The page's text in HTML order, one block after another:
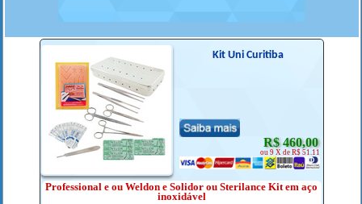
Kit Uni Curitiba
R$ 460,00
ou 9 X de R$ 51.11
Professional e ou Weldon e Solidor ou Sterilance Kit em aço
inoxidável